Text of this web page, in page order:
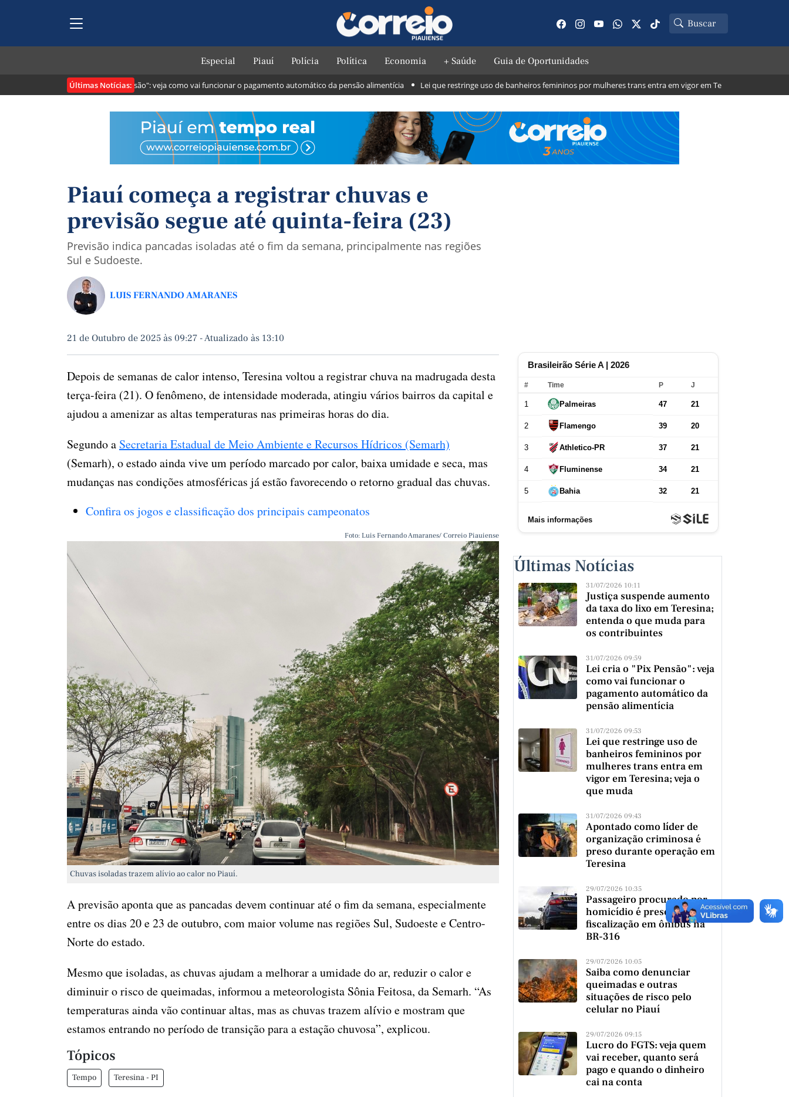
Especial Piauí Polícia Política Economia + Saúde Guia de Oportunidades
Últimas Notícias:
Lei cria o "Pix Pensão": veja como vai funcionar o pagamento automático da pensão alimentícia Lei que restringe uso de banheiros femininos por mulheres trans entra em vigor em Teresina; veja o que muda
Piauí começa a registrar chuvas e
previsão segue até quinta-feira (23)
Previsão indica pancadas isoladas até o fim da semana, principalmente nas regiões
Sul e Sudoeste.
LUIS FERNANDO AMARANES
21 de Outubro de 2025 às 09:27 -Atualizado às 13:10
Depois de semanas de calor intenso, Teresina voltou a registrar chuva na madrugada desta
terça-feira (21). O fenômeno, de intensidade moderada, atingiu vários bairros da capital e
ajudou a amenizar as altas temperaturas nas primeiras horas do dia.
Segundo a Secretaria Estadual de Meio Ambiente e Recursos Hídricos (Semarh)
(Semarh), o estado ainda vive um período marcado por calor, baixa umidade e seca, mas
mudanças nas condições atmosféricas já estão favorecendo o retorno gradual das chuvas.
Confira os jogos e classificação dos principais campeonatos
Foto: Luis Fernando Amaranes/ Correio Piauiense
Chuvas isoladas trazem alívio ao calor no Piauí.
A previsão aponta que as pancadas devem continuar até o fim da semana, especialmente
entre os dias 20 e 23 de outubro, com maior volume nas regiões Sul, Sudoeste e Centro-
Norte do estado.
Mesmo que isoladas, as chuvas ajudam a melhorar a umidade do ar, reduzir o calor e
diminuir o risco de queimadas, informou a meteorologista Sônia Feitosa, da Semarh. “As
temperaturas ainda vão continuar altas, mas as chuvas trazem alívio e mostram que
estamos entrando no período de transição para a estação chuvosa”, explicou.
Tópicos
Tempo Teresina - PI
Últimas Notícias
31/07/2026 10:11
Justiça suspende aumento
da taxa do lixo em Teresina;
entenda o que muda para
os contribuintes
31/07/2026 09:59
Lei cria o "Pix Pensão": veja
como vai funcionar o
pagamento automático da
pensão alimentícia
31/07/2026 09:53
Lei que restringe uso de
banheiros femininos por
mulheres trans entra em
vigor em Teresina; veja o
que muda
31/07/2026 09:43
Apontado como líder de
organização criminosa é
preso durante operação em
Teresina
29/07/2026 10:35
Passageiro procurado por
homicídio é preso durante
fiscalização em ônibus na
BR-316
29/07/2026 10:05
Saiba como denunciar
queimadas e outras
situações de risco pelo
celular no Piauí
29/07/2026 09:15
Lucro do FGTS: veja quem
vai receber, quanto será
pago e quando o dinheiro
cai na conta